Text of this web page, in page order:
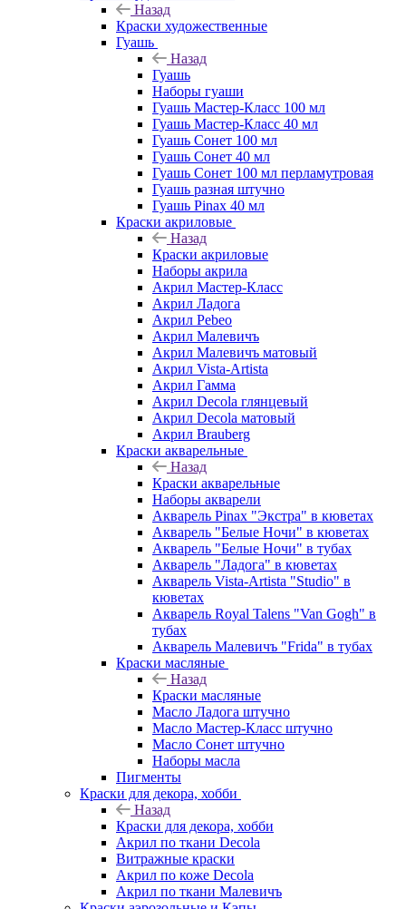
Назад
Краски художественные
Гуашь
Назад
Гуашь
Наборы гуаши
Гуашь Мастер-Класс 100 мл
Гуашь Мастер-Класс 40 мл
Гуашь Сонет 100 мл
Гуашь Сонет 40 мл
Гуашь Сонет 100 мл перламутровая
Гуашь разная штучно
Гуашь Pinax 40 мл
Краски акриловые
Назад
Краски акриловые
Наборы акрила
Акрил Мастер-Класс
Акрил Ладога
Акрил Pebeo
Акрил Малевичъ
Акрил Малевичъ матовый
Акрил Vista-Artista
Акрил Гамма
Акрил Decola глянцевый
Акрил Decola матовый
Акрил Brauberg
Краски акварельные
Назад
Краски акварельные
Наборы акварели
Акварель Pinax "Экстра" в кюветах
Акварель "Белые Ночи" в кюветах
Акварель "Белые Ночи" в тубах
Акварель "Ладога" в кюветах
Акварель Vista-Artista "Studio" в
кюветах
Акварель Royal Talens "Van Gogh" в
тубах
Акварель Малевичъ "Frida" в тубах
Краски масляные
Назад
Краски масляные
Масло Ладога штучно
Масло Мастер-Класс штучно
Масло Сонет штучно
Наборы масла
Пигменты
Краски для декора, хобби
Назад
Краски для декора, хобби
Акрил по ткани Decola
Витражные краски
Акрил по коже Decola
Акрил по ткани Малевичъ